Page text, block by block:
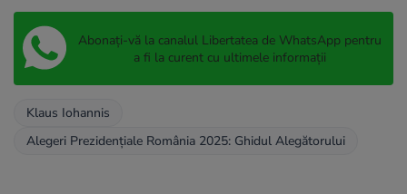
Abonați-vă la canalul Libertatea de WhatsApp pentru
a fi la curent cu ultimele informații
Klaus Iohannis
Alegeri Prezidențiale România 2025: Ghidul Alegătorului